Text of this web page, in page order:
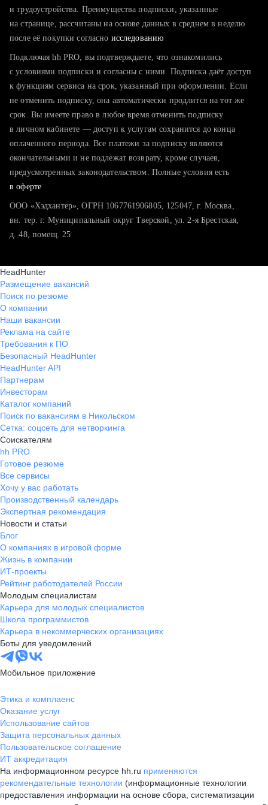
тратите много времени на поиск и вручную поднимаете
хотите сравнить себя с конкурентами и оценить шансы
и трудоустройства. Преимущества подписки, указанные
на странице, рассчитаны на основе данных в среднем в неделю
после её покупки согласно исследованию
Подключая hh PRO, вы подтверждаете, что ознакомились
с условиями подписки и согласны с ними. Подписка даёт доступ
к функциям сервиса на срок, указанный при оформлении. Если
не отменить подписку, она автоматически продлится на тот же
срок. Вы имеете право в любое время отменить подписку
в личном кабинете — доступ к услугам сохранится до конца
оплаченного периода. Все платежи за подписку являются
окончательными и не подлежат возврату, кроме случаев,
предусмотренных законодательством. Полные условия есть
в оферте
ООО «Хэдхантер», ОГРН 1067761906805, 125047, г. Москва,
вн. тер. г. Муниципальный округ Тверской, ул. 2-я Брестская,
д. 48, помещ. 25
HeadHunter
Размещение вакансий
Поиск по резюме
О компании
Наши вакансии
Реклама на сайте
Требования к ПО
Безопасный HeadHunter
HeadHunter API
Партнерам
Инвесторам
Каталог компаний
Поиск по вакансиям в Никольском
Сетка: соцсеть для нетворкинга
Соискателям
hh PRO
Готовое резюме
Все сервисы
Хочу у вас работать
Производственный календарь
Экспертная рекомендация
Новости и статьи
Блог
О компаниях в игровой форме
Жизнь в компании
ИТ-проекты
Рейтинг работодателей России
Молодым специалистам
Карьера для молодых специалистов
Школа программистов
Карьера в некоммерческих организациях
Боты для уведомлений
Мобильное приложение
Этика и комплаенс
Оказание услуг
Использование сайтов
Защита персональных данных
Пользовательское соглашение
ИТ аккредитация
На информационном ресурсе hh.ru применяются
рекомендательные технологии (информационные технологии
предоставления информации на основе сбора, систематизации